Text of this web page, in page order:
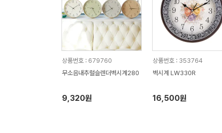
상품번호 : 679760
무소음내추럴슬렌더벽시계280
9,320원
상품번호 : 353764
벽시계 LW330R
16,500원